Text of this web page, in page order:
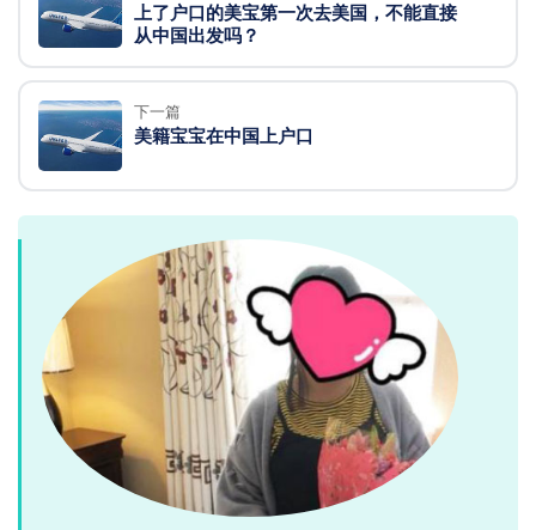
上了户口的美宝第一次去美国，不能直接
从中国出发吗？
下一篇
美籍宝宝在中国上户口